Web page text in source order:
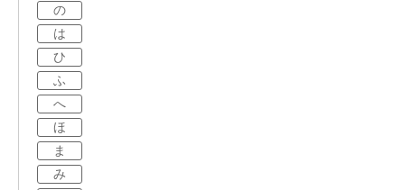
の
は
ひ
ふ
へ
ほ
ま
み